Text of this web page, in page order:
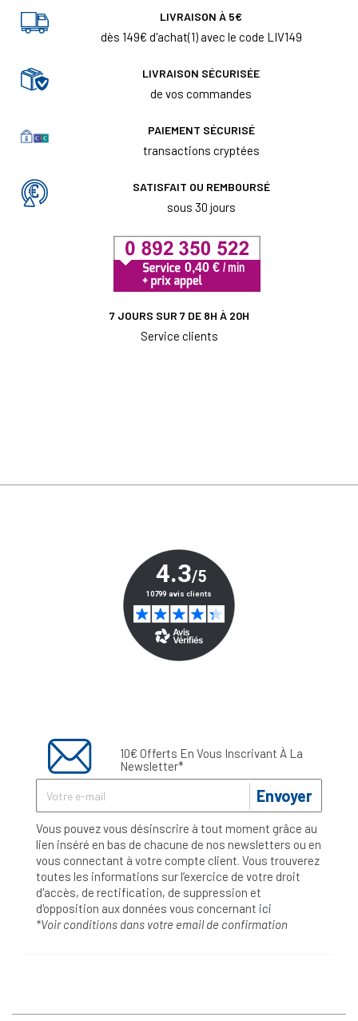
LIVRAISON À 5€
dès 149€ d'achat(1) avec le code LIV149
LIVRAISON SÉCURISÉE
de vos commandes
PAIEMENT SÉCURISÉ
transactions cryptées
SATISFAIT OU REMBOURSÉ
sous 30 jours
7 JOURS SUR 7 DE 8H À 20H
Service clients
10€ Offerts En Vous Inscrivant À La
Newsletter*
Envoyer
Vous pouvez vous désinscrire à tout moment grâce au
lien inséré en bas de chacune de nos newsletters ou en
vous connectant à votre compte client. Vous trouverez
toutes les informations sur l’exercice de votre droit
d'accès, de rectification, de suppression et
d'opposition aux données vous concernant ici
*Voir conditions dans votre email de confirmation